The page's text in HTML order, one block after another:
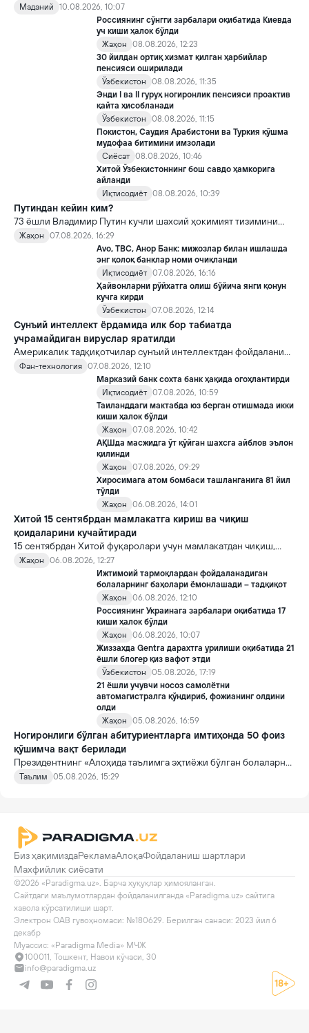
таҳлиллари ва археологик топилмалар инсоният тарихи
илгари ўйланганидан анча мураккаб бўлганини кўрсатмоқда.
Маданий
10.08.2026, 10:07
Россиянинг сўнгги зарбалари оқибатида Киевда
уч киши ҳалок бўлди
Жаҳон
08.08.2026, 12:23
30 йилдан ортиқ хизмат қилган ҳарбийлар
пенсияси оширилади
Ўзбекистон
08.08.2026, 11:35
Энди I ва II гуруҳ ногиронлик пенсияси проактив
қайта ҳисобланади
Ўзбекистон
08.08.2026, 11:15
Покистон, Саудия Арабистони ва Туркия қўшма
мудофаа битимини имзолади
Сиёсат 08.08.2026, 10:46
Хитой Ўзбекистоннинг бош савдо ҳамкорига
айланди
Иқтисодиёт 08.08.2026, 10:39
Путиндан кейин ким?
73 ёшли Владимир Путин кучли шахсий ҳокимият тизимини
яратди, аммо ундан кейин ким келиши ва ҳокимиятни
топшириш механизми ҳали ноаниқ. Таҳлилчилар фикрича, бу
Кремлда ворислик жангига олиб келиши мумкин.
Жаҳон
07.08.2026, 16:29
Avo, TBC, Анор Банк: мижозлар билан ишлашда
энг қолоқ банклар номи очиқланди
Иқтисодиёт 07.08.2026, 16:16
Ҳайвонларни рўйхатга олиш бўйича янги қонун
кучга кирди
Ўзбекистон
07.08.2026, 12:14
Сунъий интеллект ёрдамида илк бор табиатда
учрамайдиган вируслар яратилди
Америкалик тадқиқотчилар сунъий интеллектдан фойдаланиб
16 та вирус яратди. Бу кашфиёт янги ютуқларга умид уйғотиш
билан бирга, ундан нотўғри мақсадда фойдаланиш борасидаги
хавотирларни ҳам кучайтирмоқда.
Фан-технология 07.08.2026, 12:10
Марказий банк сохта банк ҳақида огоҳлантирди
Иқтисодиёт 07.08.2026, 10:59
Таиланддаги мактабда юз берган отишмада икки
киши ҳалок бўлди
Жаҳон
07.08.2026, 10:42
АҚШда масжидга ўт қўйган шахсга айблов эълон
қилинди
Жаҳон
07.08.2026, 09:29
Хиросимага атом бомбаси ташланганига 81 йил
тўлди
Жаҳон
06.08.2026, 14:01
Хитой 15 сентябрдан мамлакатга кириш ва чиқиш
қоидаларини кучайтиради
15 сентябрдан Хитой фуқаролари учун мамлакатдан чиқиш,
хорижликлар учун эса Хитойга кириш тартиби бўйича янги
қоидалар кучга киради.
Жаҳон
06.08.2026, 12:27
Ижтимоий тармоқлардан фойдаланадиган
болаларнинг баҳолари ёмонлашади – тадқиқот
Жаҳон
06.08.2026, 12:10
Россиянинг Украинага зарбалари оқибатида 17
киши ҳалок бўлди
Жаҳон
06.08.2026, 10:07
Жиззахда Gentra дарахтга урилиши оқибатида 21
ёшли блогер қиз вафот этди
Ўзбекистон
05.08.2026, 17:19
21 ёшли учувчи носоз самолётни
автомагистралга қўндириб, фожианинг олдини
олди
Жаҳон
05.08.2026, 16:59
Ногиронлиги бўлган абитуриентларга имтиҳонда 50 фоиз
қўшимча вақт берилади
Президентнинг «Алоҳида таълимга эҳтиёжи бўлган болаларни
таълим ва ижтимоий хизматлар билан қамраб олиш тизимини
Таълим 05.08.2026, 15:29
Биз ҳақимиздаРекламаАлоқаФойдаланиш шартлари
Махфийлик сиёсати
©2026 «Paradigma.uz». Барча ҳуқуқлар ҳимояланган.
Сайтдаги маълумотлардан фойдаланилганда «Paradigma.uz» сайтига
хавола кўрсатилиши шарт.
Электрон ОАВ гувоҳномаси: №180629. Берилган санаси: 2023 йил 6
декабр
Муассис: «Paradigma Media» МЧЖ
100011, Тошкент, Навои кўчаси, 30
info@paradigma.uz